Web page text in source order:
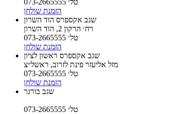
טל׳ 073-2665555
הזמנת שולחן
שגב אקספרס הוד השרון
רח׳ הרקון 2, הוד השרון
טל׳ 073-2665555
הזמנת שולחן
שגב אקספרס ראשון לציון
מזל אליעזר פינת לזרוב, ראשל״צ
טל׳ 073-2665555
הזמנת שולחן
שגב בורגר
טל׳ 073-2665555